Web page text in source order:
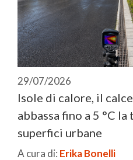
29/07/2026
Isole di calore, il
abbassa fino a 5 °C
superfici urbane
A cura di: Erika Bonelli